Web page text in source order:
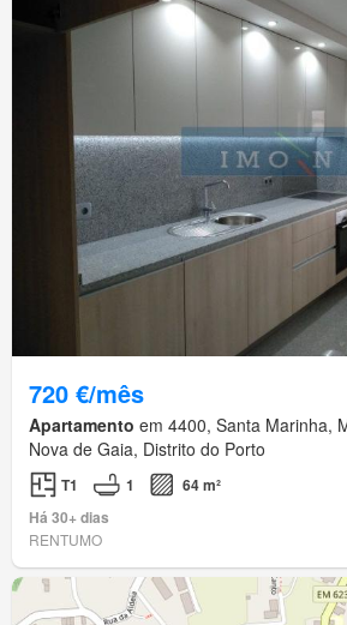
720 €/mês
Apartamento em 4400, Santa Marinha,
Nova de Gaia, Distrito do Porto
T1 1
64 m²
Há 30+ dias
RENTUMO